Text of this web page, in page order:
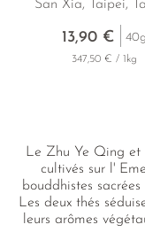
San Xia, Taipei,
13,90 € 40g
347,50 € / 1kg
Le Zhu Ye Qing et
cultivés sur l'
bouddhistes
Les deux thés
leurs arômes